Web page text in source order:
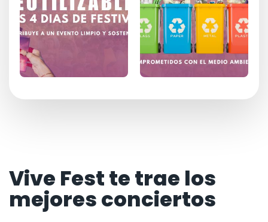
Vive Fest te trae los
mejores conciertos